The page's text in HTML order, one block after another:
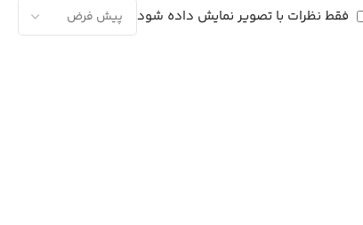
فقط نظرات با تصویر نمایش داده شود